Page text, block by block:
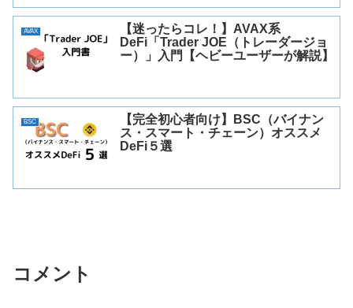
AVAX
【迷ったらコレ！】AVAX系
DeFi「Trader JOE（トレーダージョ
ー）」入門【ヘビーユーザーが解説】
BSC
【完全初心者向け】BSC（バイナン
ス・スマート・チェーン）オススメ
DeFi５選
コメント